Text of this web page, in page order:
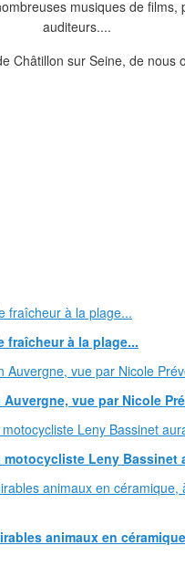
Châtillon sur Seine, de nous
fraîcheur à la plage...
vue par Nicole
Leny Bassinet
animaux en